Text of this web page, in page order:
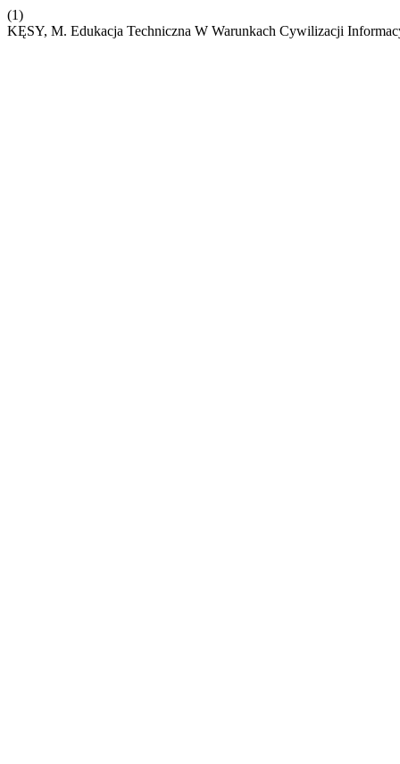
(1)
KĘSY, M. Edukacja Techniczna W Warunkach Cywilizacji